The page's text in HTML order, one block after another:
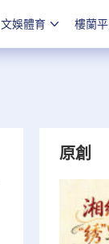
文娛體育 樓蘭
原創